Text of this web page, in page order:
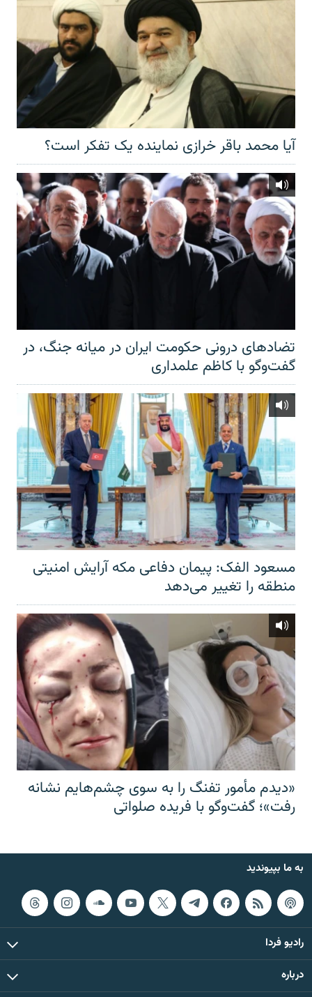
آیا محمد باقر خرازی نماینده یک تفکر است؟
تضادهای درونی حکومت ایران در میانه جنگ، در
گفت‌‌وگو با کاظم علمداری
مسعود الفک: پیمان دفاعی مکه آرایش امنیتی
منطقه را تغییر می‌دهد
«دیدم مأمور تفنگ را به سوی چشم‌هایم نشانه
رفت»؛ گفت‌و‌گو با فریده صلواتی
به ما بپیوندید
رادیو فردا
درباره